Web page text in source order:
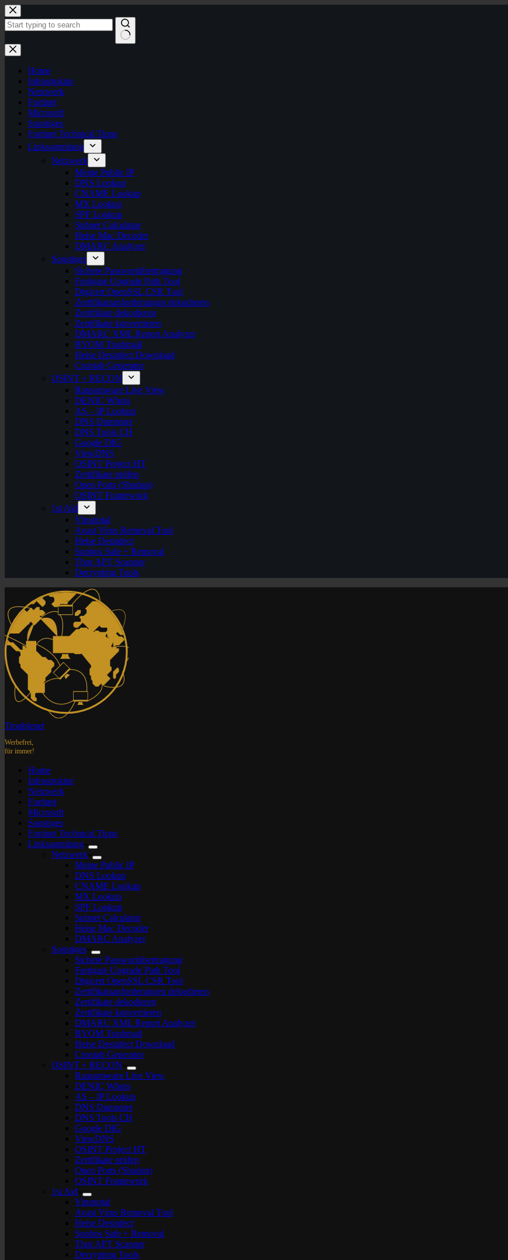
Zum
Inhalt
springen
Keine
Ergebnisse
Home
Infrastruktur
Netzwerk
Fortinet
Microsoft
Sonstiges
Fortinet Technical Tipps
Linksammlung
Netzwerk
Meine Public IP
DNS Lookup
CNAME Lookup
MX Lookup
SPF Lookup
Subnet Calculator
Heise Mac Decoder
DMARC Analyzer
Sonstiges
Sichere Passwortübertragung
Fortigate Upgrade Path Tool
Digicert OpenSSL CSR Tool
Zertifikatsanforderungen dekodieren
Zertifikate dekodieren
Zertifikate konvertieren
DMARC XML Report Analyzer
BYOM Trashmail
Heise Desinfect Download
Crontab Generator
OSINT + RECON
Ransomware Live View
DENIC Whois
AS – IP Lookup
DNS Dumpster
DNS Tools CH
Google DIG
ViewDNS
OSINT Project HT
Zertifikate prüfen
Open Ports (Shodan)
OSINT Framework
1st Aid
Virustotal
Avast Virus Removal Tool
Heise Desinfect
Sophos Safe + Removal
Thor APT Scanner
Decrypting Tools
Troublenet
Werbefrei,
für immer!
Home
Infrastruktur
Netzwerk
Fortinet
Microsoft
Sonstiges
Fortinet Technical Tipps
Linksammlung
Netzwerk
Meine Public IP
DNS Lookup
CNAME Lookup
MX Lookup
SPF Lookup
Subnet Calculator
Heise Mac Decoder
DMARC Analyzer
Sonstiges
Sichere Passwortübertragung
Fortigate Upgrade Path Tool
Digicert OpenSSL CSR Tool
Zertifikatsanforderungen dekodieren
Zertifikate dekodieren
Zertifikate konvertieren
DMARC XML Report Analyzer
BYOM Trashmail
Heise Desinfect Download
Crontab Generator
OSINT + RECON
Ransomware Live View
DENIC Whois
AS – IP Lookup
DNS Dumpster
DNS Tools CH
Google DIG
ViewDNS
OSINT Project HT
Zertifikate prüfen
Open Ports (Shodan)
OSINT Framework
1st Aid
Virustotal
Avast Virus Removal Tool
Heise Desinfect
Sophos Safe + Removal
Thor APT Scanner
Decrypting Tools